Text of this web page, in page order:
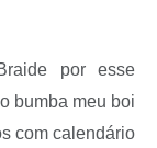
por esse
bumba meu boi
com calendário